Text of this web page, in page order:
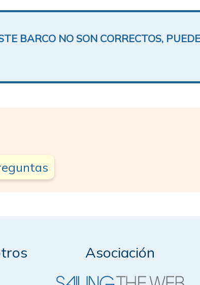
BARCO NO SON CORRECTOS,
Asociación